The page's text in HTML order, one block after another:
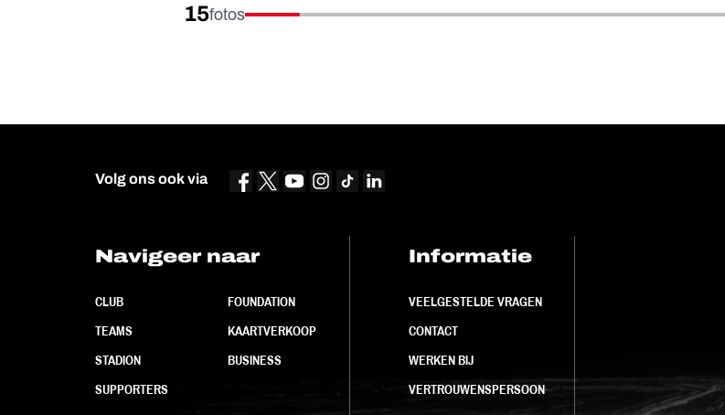
15fotos
Volg ons ook via
Navigeer naar
CLUB
TEAMS
STADION
SUPPORTERS
FOUNDATION
KAARTVERKOOP
BUSINESS
Informatie
VEELGESTELDE VRAGEN
CONTACT
WERKEN BIJ
VERTROUWENSPERSOON